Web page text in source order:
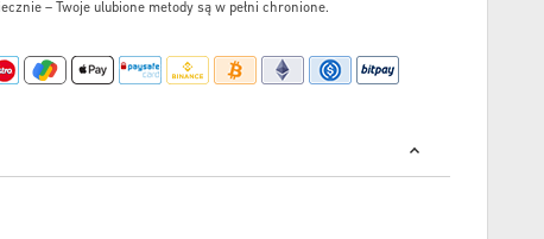
– Twoje ulubione metody są w pełni chronione.